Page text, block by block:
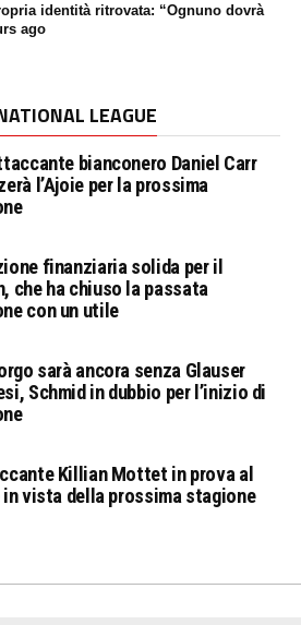
identità ritrovata: “Ognuno dovrà
ago
LEAGUE
bianconero Daniel Carr
l’Ajoie per la prossima
finanziaria solida per il
che ha chiuso la passata
con un utile
sarà ancora senza Glauser
Schmid in dubbio per l’inizio di
Killian Mottet in prova al
in vista della prossima stagione